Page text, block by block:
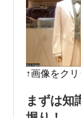
↑画像をク
まずは知